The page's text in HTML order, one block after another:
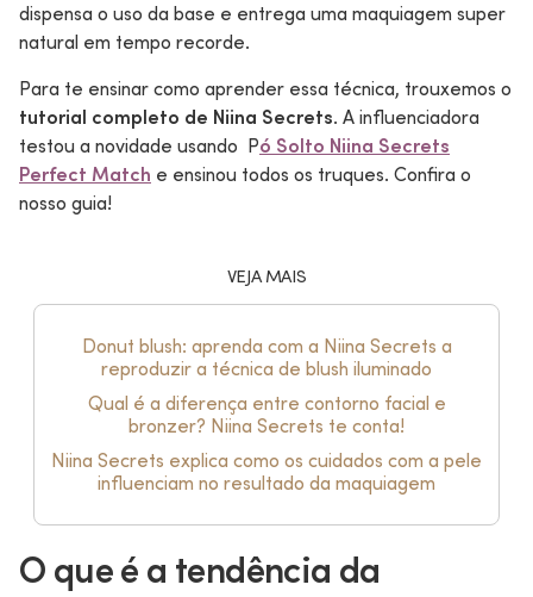
dispensa o uso da base e entrega uma maquiagem super
natural em tempo recorde.
Para te ensinar como aprender essa técnica, trouxemos o
tutorial completo de Niina Secrets. A influenciadora
testou a novidade usando Pó Solto Niina Secrets
Perfect Match e ensinou todos os truques. Confira o
nosso guia!
VEJA MAIS
Donut blush: aprenda com a Niina Secrets a
reproduzir a técnica de blush iluminado
Qual é a diferença entre contorno facial e
bronzer? Niina Secrets te conta!
Niina Secrets explica como os cuidados com a pele
influenciam no resultado da maquiagem
O que é a tendência da